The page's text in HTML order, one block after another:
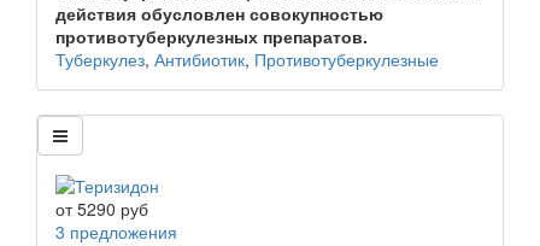
действия обусловлен совокупностью
противотуберкулезных препаратов.
Туберкулез, Антибиотик, Противотуберкулезные
от5290 руб
3 предложения